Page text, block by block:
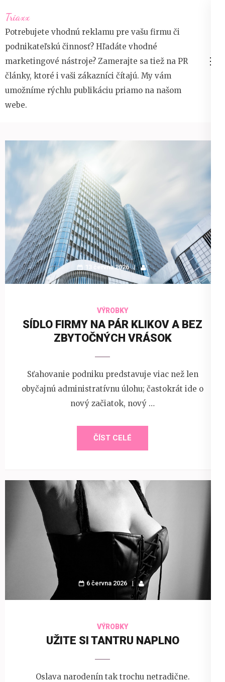
na
obsah
(stiskněte
Enter)
Triaxx
Potrebujete vhodnú reklamu pre vašu firmu či
podnikateľskú činnosť? Hľadáte vhodné
marketingové nástroje? Zamerajte sa tiež na PR
články, ktoré i vaši zákazníci čítajú. My vám
umožníme rýchlu publikáciu priamo na našom
webe.
13 června 2026
VÝROBKY
SÍDLO FIRMY NA PÁR KLIKOV A BEZ
ZBYTOČNÝCH VRÁSOK
Sťahovanie podniku predstavuje viac než len
obyčajnú administratívnu úlohu; častokrát ide o
nový začiatok, nový …
ČÍST CELÉ
6 června 2026
VÝROBKY
UŽITE SI TANTRU NAPLNO
Oslava narodenín tak trochu netradične.